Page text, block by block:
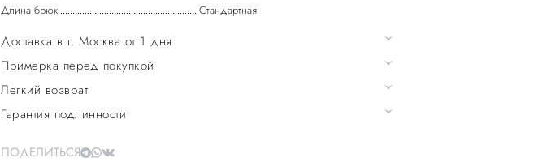
Длина брюк
Стандартная
Доставка в г. Москва от 1 дня
Примерка перед покупкой
Легкий возврат
Гарантия подлинности
ПОДЕЛИТЬСЯ